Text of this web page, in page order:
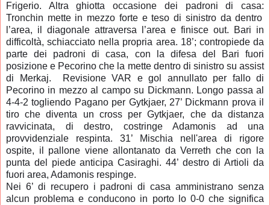
Frigerio. Altra ghiotta occasione dei padroni di casa:
Tronchin mette in mezzo forte e teso di sinistro da dentro
l’area, il diagonale attraversa l’area e finisce out. Bari in
difficoltà, schiacciato nella propria area. 18’; contropiede da
parte dei padroni di casa, con la difesa del Bari fuori
posizione e Pecorino che la mette dentro di sinistro su assist
di Merkaj. Revisione VAR e gol annullato per fallo di
Pecorino in mezzo al campo su Dickmann. Longo passa al
4-4-2 togliendo Pagano per Gytkjaer, 27’ Dickmann prova il
tiro che diventa un cross per Gytkjaer, che da distanza
ravvicinata, di destro, costringe Adamonis ad una
provvidenziale respinta. 31’ Mischia nell'area di rigore
ospite, il pallone viene allontanato da Verreth che con la
punta del piede anticipa Casiraghi. 44’ destro di Artioli da
fuori area, Adamonis respinge.
Nei 6’ di recupero i padroni di casa amministrano senza
alcun problema e conducono in porto lo 0-0 che significa